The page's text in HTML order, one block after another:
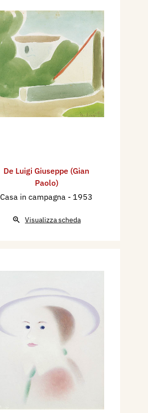
De Luigi Giuseppe (Gian
Paolo)
Casa in campagna - 1953
Visualizza scheda